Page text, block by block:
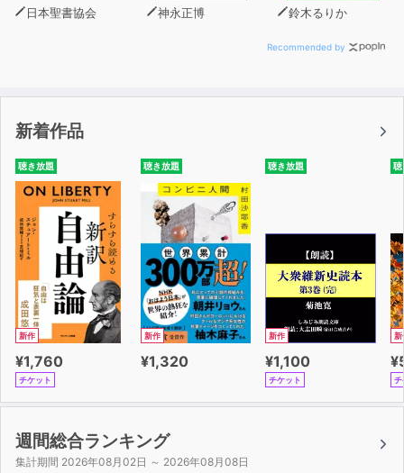
日本聖書協会 神永正博 鈴木るりか
Recommended by
新着作品
聴き放題
新作
¥1,760
チケット
聴き放題
新作
¥1,320
聴き放題
新作
¥1,100
チケット
聴
新
チ
週間総合ランキング
集計期間 2026年08月02日 ～ 2026年08月08日